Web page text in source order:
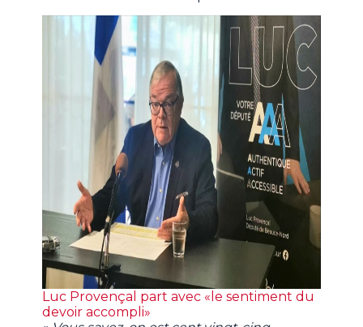
Luc Provençal part avec «le sentiment du
devoir accompli»